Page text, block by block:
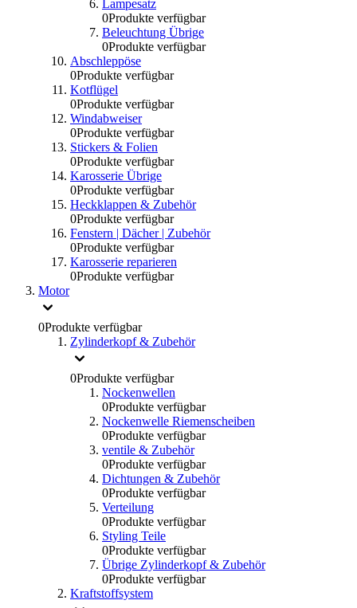
Lampesatz
0Produkte verfügbar
Beleuchtung Übrige
0Produkte verfügbar
Abschleppöse
0Produkte verfügbar
Kotflügel
0Produkte verfügbar
Windabweiser
0Produkte verfügbar
Stickers & Folien
0Produkte verfügbar
Karosserie Übrige
0Produkte verfügbar
Heckklappen & Zubehör
0Produkte verfügbar
Fenstern | Dächer | Zubehör
0Produkte verfügbar
Karosserie reparieren
0Produkte verfügbar
Motor
0Produkte verfügbar
Zylinderkopf & Zubehör
0Produkte verfügbar
Nockenwellen
0Produkte verfügbar
Nockenwelle Riemenscheiben
0Produkte verfügbar
ventile & Zubehör
0Produkte verfügbar
Dichtungen & Zubehör
0Produkte verfügbar
Verteilung
0Produkte verfügbar
Styling Teile
0Produkte verfügbar
Übrige Zylinderkopf & Zubehör
0Produkte verfügbar
Kraftstoffsystem